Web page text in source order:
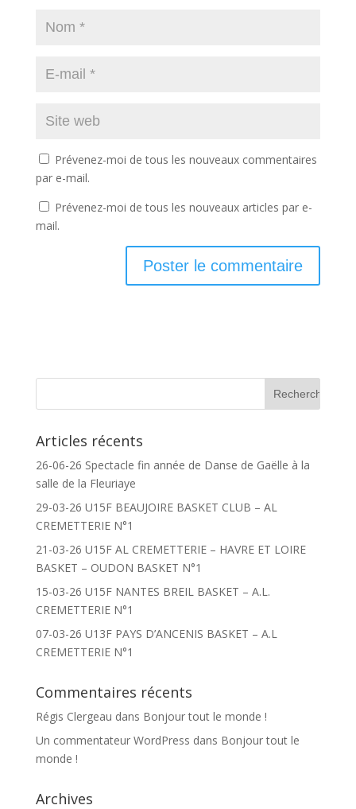
Prévenez-moi de tous les nouveaux commentaires
par e-mail.
Prévenez-moi de tous les nouveaux articles par e-
mail.
Articles récents
26-06-26 Spectacle fin année de Danse de Gaëlle à la
salle de la Fleuriaye
29-03-26 U15F BEAUJOIRE BASKET CLUB – AL
CREMETTERIE N°1
21-03-26 U15F AL CREMETTERIE – HAVRE ET LOIRE
BASKET – OUDON BASKET N°1
15-03-26 U15F NANTES BREIL BASKET – A.L.
CREMETTERIE N°1
07-03-26 U13F PAYS D’ANCENIS BASKET – A.L
CREMETTERIE N°1
Commentaires récents
Régis Clergeau dans Bonjour tout le monde !
Un commentateur WordPress dans Bonjour tout le
monde !
Archives